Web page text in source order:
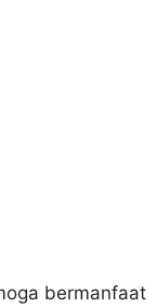
bermanfaat